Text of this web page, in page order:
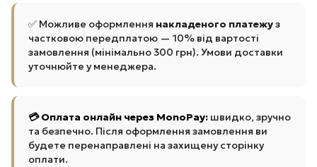
✅ Можливе оформлення накладеного платежуз
частковою передплатою — 10% від вартості
замовлення (мінімально 300 грн). Умови доставки
уточнюйте у менеджера.
💳 Оплата онлайн через MonoPay: швидко, зручно
та безпечно. Після оформлення замовлення ви
будете перенаправлені на захищену сторінку
оплати.